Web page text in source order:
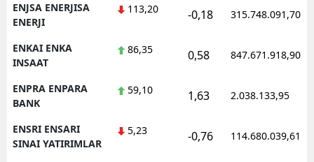
ENJSA ENERJISA
ENERJI
113,20 -0,18 315.748.091,70
ENKAI ENKA
INSAAT
86,35 0,58 847.671.918,90
ENPRA ENPARA
BANK
59,10 1,63 2.038.133,95
ENSRI ENSARI
SINAI YATIRIMLAR
5,23 -0,76 114.680.039,61